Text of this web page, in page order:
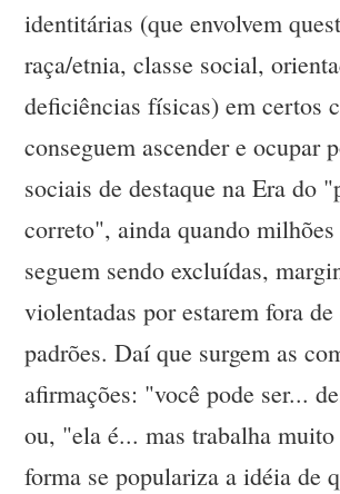
identitárias (que envolvem
raça/etnia, classe social,
deficiências físicas) em certos
conseguem ascender e ocupar
sociais de destaque na Era do
correto", ainda quando milhões
seguem sendo excluídas,
violentadas por estarem fora
padrões. Daí que surgem as
afirmações: "você pode ser...
ou, "ela é... mas trabalha
forma se populariza a idéia de